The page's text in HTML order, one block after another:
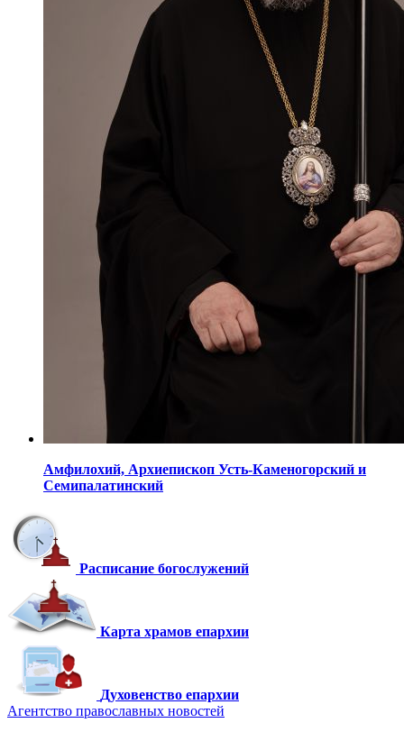
Амфилохий, Архиепископ Усть-Каменогорский и
Семипалатинский
Расписание богослужений
Карта храмов епархии
Духовенство епархии
Агентство православных новостей